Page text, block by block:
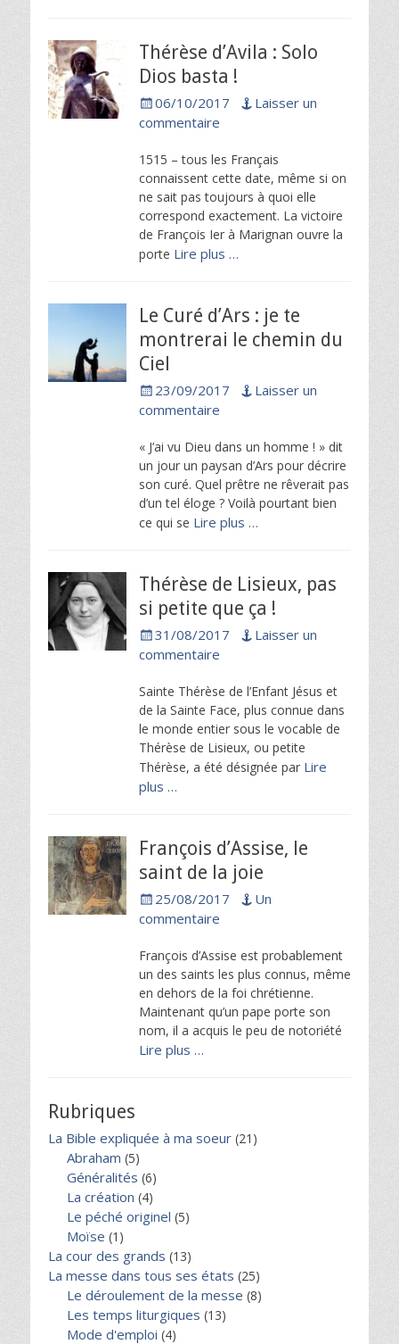
Thérèse d’Avila : Solo
Dios basta !
Posted
06/10/2017
Laisser un
commentaire
1515 – tous les Français
connaissent cette date, même si on
ne sait pas toujours à quoi elle
correspond exactement. La victoire
de François Ier à Marignan ouvre la
porte Lire plus …
Le Curé d’Ars : je te
montrerai le chemin du
Ciel
Posted23/09/2017
Laisser un
commentaire
« J’ai vu Dieu dans un homme ! » dit
un jour un paysan d’Ars pour décrire
son curé. Quel prêtre ne rêverait pas
d’un tel éloge ? Voilà pourtant bien
ce qui se Lire plus …
Thérèse de Lisieux, pas
si petite que ça !
Posted
31/08/2017
Laisser un
commentaire
Sainte Thérèse de l’Enfant Jésus et
de la Sainte Face, plus connue dans
le monde entier sous le vocable de
Thérèse de Lisieux, ou petite
Thérèse, a été désignée par Lire
plus …
François d’Assise, le
saint de la joie
Posted25/08/2017
Un
commentaire
François d’Assise est probablement
un des saints les plus connus, même
en dehors de la foi chrétienne.
Maintenant qu’un pape porte son
nom, il a acquis le peu de notoriété
Lire plus …
Rubriques
La Bible expliquée à ma soeur (21)
Abraham (5)
Généralités (6)
La création (4)
Le péché originel (5)
Moïse (1)
La cour des grands (13)
La messe dans tous ses états (25)
Le déroulement de la messe (8)
Les temps liturgiques (13)
Mode d'emploi (4)